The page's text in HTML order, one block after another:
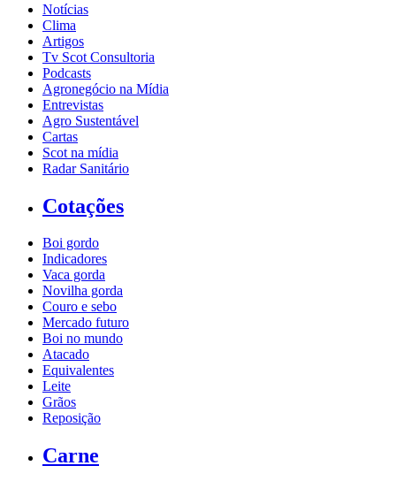
Notícias
Clima
Artigos
Tv Scot Consultoria
Podcasts
Agronegócio na Mídia
Entrevistas
Agro Sustentável
Cartas
Scot na mídia
Radar Sanitário
Cotações
Boi gordo
Indicadores
Vaca gorda
Novilha gorda
Couro e sebo
Mercado futuro
Boi no mundo
Atacado
Equivalentes
Leite
Grãos
Reposição
Carne